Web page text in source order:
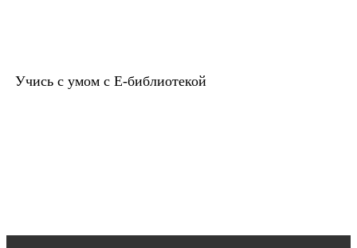
Учись с умом с Е-библиотекой